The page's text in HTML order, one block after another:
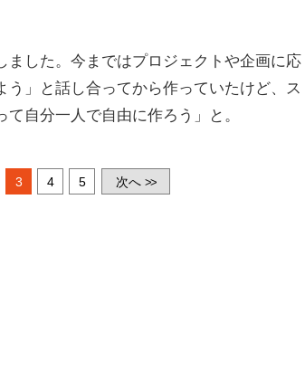
した。今まではプロジェクトや企画に応
う」と話し合ってから作っていたけど、ス
自分一人で自由に作ろう」と。
3 4 5 次へ >>